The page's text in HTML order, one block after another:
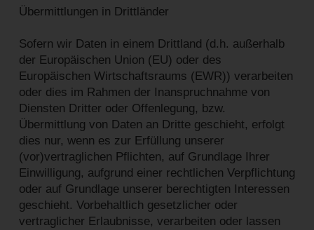
Übermittlungen in Drittländer
Sofern wir Daten in einem Drittland (d.h. außerhalb
der Europäischen Union (EU) oder des
Europäischen Wirtschaftsraums (EWR)) verarbeiten
oder dies im Rahmen der Inanspruchnahme von
Diensten Dritter oder Offenlegung, bzw.
Übermittlung von Daten an Dritte geschieht, erfolgt
dies nur, wenn es zur Erfüllung unserer
(vor)vertraglichen Pflichten, auf Grundlage Ihrer
Einwilligung, aufgrund einer rechtlichen Verpflichtung
oder auf Grundlage unserer berechtigten Interessen
geschieht. Vorbehaltlich gesetzlicher oder
vertraglicher Erlaubnisse, verarbeiten oder lassen